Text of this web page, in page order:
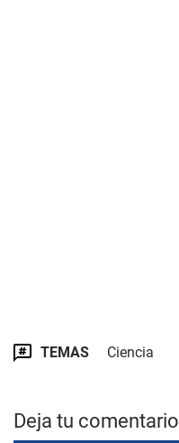
TEMAS Ciencia
Deja tu comentario